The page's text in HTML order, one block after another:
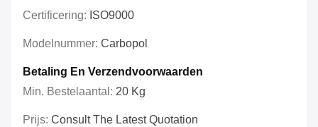
Certificering: ISO9000
Modelnummer: Carbopol
Betaling En Verzendvoorwaarden
Min. Bestelaantal: 20 Kg
Prijs: Consult The Latest Quotation